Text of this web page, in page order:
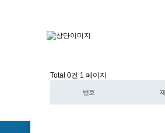
Total 0건 1 페이지
번호